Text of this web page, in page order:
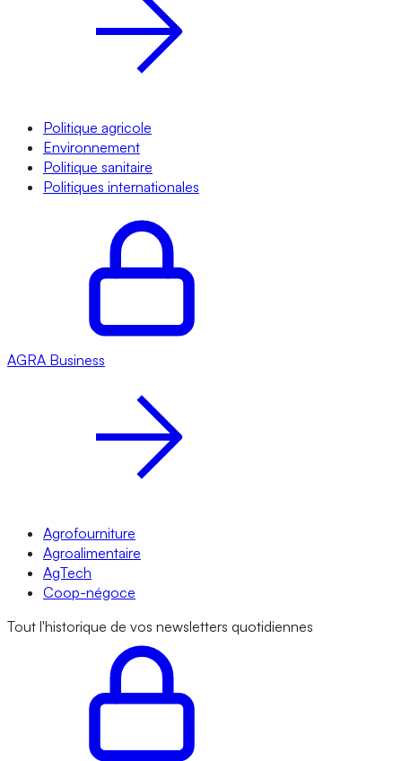
Politique agricole
Environnement
Politique sanitaire
Politiques internationales
AGRA Business
Agrofourniture
Agroalimentaire
AgTech
Coop-négoce
Tout l'historique de vos newsletters quotidiennes